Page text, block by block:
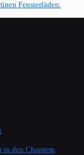
in den Chaptern